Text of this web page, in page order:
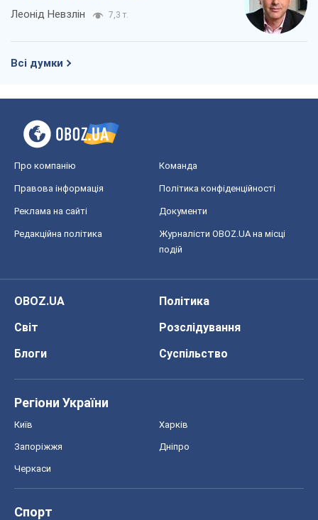
Леонід Невзлін 7,3 т.
Всі думки
Про компанію Команда
Правова інформація Політика конфіденційності
Реклама на сайті Документи
Редакційна політика
Журналісти OBOZ.UA на місці
подій
OBOZ.UA
Політика
Світ
Розслідування
Блоги
Суспільство
Регіони України
Київ Харків
Запоріжжя Дніпро
Черкаси
Спорт